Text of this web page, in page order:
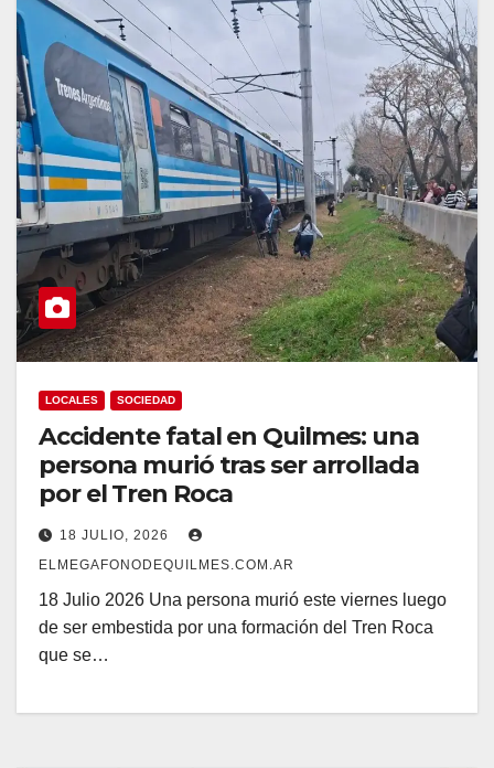
LOCALES SOCIEDAD
Accidente fatal en Quilmes: una
persona murió tras ser arrollada
por el Tren Roca
18 JULIO, 2026
ELMEGAFONODEQUILMES.COM.AR
18 Julio 2026 Una persona murió este viernes luego
de ser embestida por una formación del Tren Roca
que se…